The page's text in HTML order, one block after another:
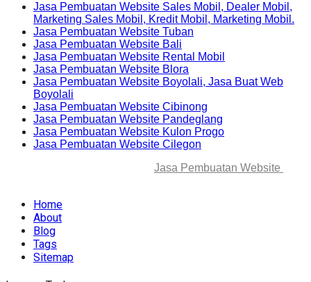
Jasa Pembuatan Website Sales Mobil, Dealer Mobil,
Marketing Sales Mobil, Kredit Mobil, Marketing Mobil.
Jasa Pembuatan Website Tuban
Jasa Pembuatan Website Bali
Jasa Pembuatan Website Rental Mobil
Jasa Pembuatan Website Blora
Jasa Pembuatan Website Boyolali, Jasa Buat Web
Boyolali
Jasa Pembuatan Website Cibinong
Jasa Pembuatan Website Pandeglang
Jasa Pembuatan Website Kulon Progo
Jasa Pembuatan Website Cilegon
Jasa Pembuatan Website
Home
About
Blog
Tags
Sitemap